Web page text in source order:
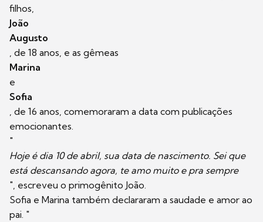
filhos,
João
Augusto
, de 18 anos, e as gêmeas
Marina
e
Sofia
, de 16 anos, comemoraram a data com publicações
emocionantes.
"
Hoje é dia 10 de abril, sua data de nascimento. Sei que
está descansando agora, te amo muito e pra sempre
", escreveu o primogênito João.
Sofia e Marina também declararam a saudade e amor ao
pai. "